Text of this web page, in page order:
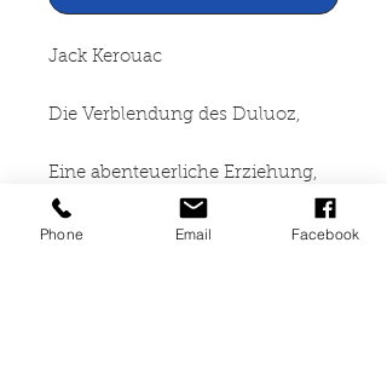
Jack Kerouac
Die Verblendung des Duluoz,
Eine abenteuerliche Erziehung,
1935-46
Phone Email Facebook